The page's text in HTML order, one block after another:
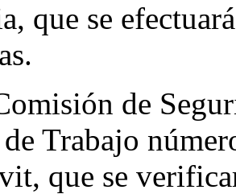
que se
de
Trabajo
que se